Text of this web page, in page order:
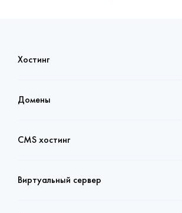
Хостинг
Домены
CMS хостинг
Виртуальный сервер